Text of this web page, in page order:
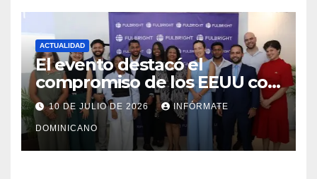
ACTUALIDAD
El evento destacó el
compromiso de los EEUU con
el liderazgo, la innovación y la
excelencia académica por
más de ocho décadas.
10 DE JULIO DE 2026 INFÓRMATE
DOMINICANO